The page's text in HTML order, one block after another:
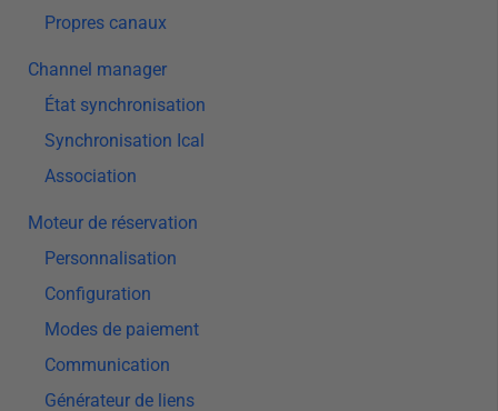
Propres canaux
Channel manager
État synchronisation
Synchronisation Ical
Association
Moteur de réservation
Personnalisation
Configuration
Modes de paiement
Communication
Générateur de liens